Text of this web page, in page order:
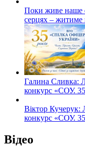
Поки живе наше
серцях – житиме
Галина Сливка:
конкурс «СОУ. 35
Віктор Кучерук:
конкурс «СОУ. 35
Відео